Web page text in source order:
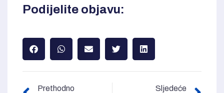
Podijelite objavu:
Prethodno Sljedeće